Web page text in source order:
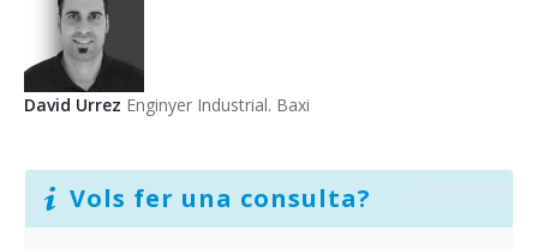
David Urrez Enginyer Industrial. Baxi
Vols fer una consulta?